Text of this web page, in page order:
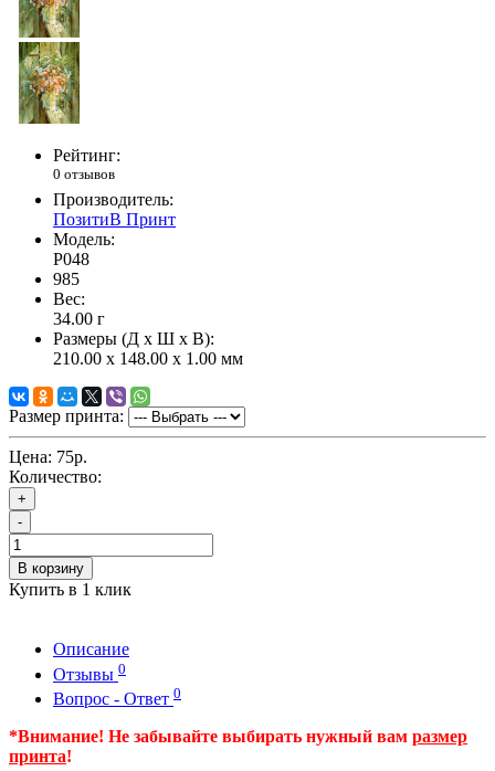
Рейтинг:
0 отзывов
Производитель:
ПозитиВ Принт
Модель:
P048
985
Вес:
34.00 г
Размеры (Д x Ш x В):
210.00 x 148.00 x 1.00 мм
Размер принта:
Цена: 75р.
Количество:
+
-
В корзину
Купить в 1 клик
Описание
Отзывы 0
Вопрос - Ответ 0
*Внимание! Не забывайте выбирать нужный вам размер
принта!